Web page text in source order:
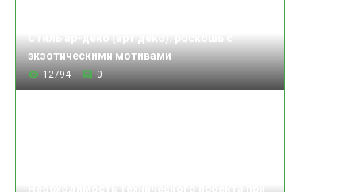
экзотическими мотивами
12794 0